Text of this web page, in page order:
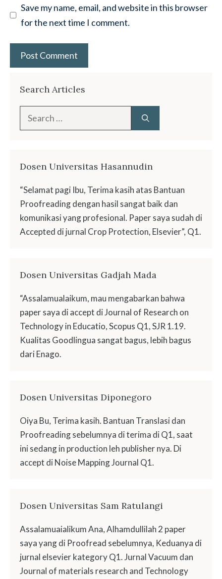
Save my name, email, and website in this browser
for the next time I comment.
Search Articles
Dosen Universitas Hasannudin
“Selamat pagi Ibu, Terima kasih atas Bantuan
Proofreading dengan hasil sangat baik dan
komunikasi yang profesional. Paper saya sudah di
Accepted di jurnal Crop Protection, Elsevier”, Q1.
Dosen Universitas Gadjah Mada
“Assalamualaikum, mau mengabarkan bahwa
paper saya di accept di Journal of Research on
Technology in Educatio, Scopus Q1, SJR 1.19.
Kualitas Goodlingua sangat bagus, lebih bagus
dari Enago.
Dosen Universitas Diponegoro
Oiya Bu, Terima kasih. Bantuan Translasi dan
Proofreading sebelumnya di terima di Q1, saat
ini sedang in production leh publisher nya. Di
accept di Noise Mapping Journal Q1.
Dosen Universitas Sam Ratulangi
Assalamuaialikum Ana, Alhamdullilah 2 paper
saya yang di Proofread sebelumnya, Keduanya di
jurnal elsevier kategory Q1. Jurnal Vacuum dan
Journal of materials research and Technology